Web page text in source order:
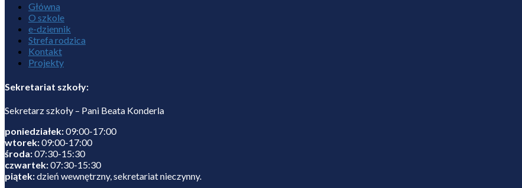
Główna
O szkole
e-dziennik
Strefa rodzica
Kontakt
Projekty
Sekretariat szkoły:
Sekretarz szkoły – Pani Beata Konderla
poniedziałek:09:00-17:00
wtorek:09:00-17:00
środa:07:30-15:30
czwartek:07:30-15:30
piątek:dzień wewnętrzny, sekretariat nieczynny.